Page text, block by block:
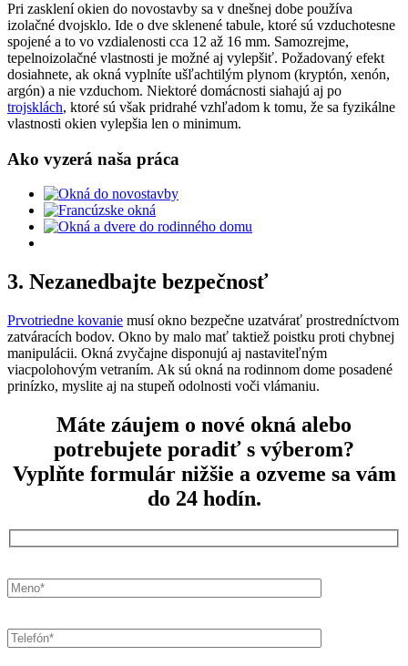
Pri zasklení okien do novostavby sa v dnešnej dobe používa
izolačné dvojsklo. Ide o dve sklenené tabule, ktoré sú vzduchotesne
spojené a to vo vzdialenosti cca 12 až 16 mm. Samozrejme,
tepelnoizolačné vlastnosti je možné aj vylepšiť. Požadovaný efekt
dosiahnete, ak okná vyplníte ušľachtilým plynom (kryptón, xenón,
argón) a nie vzduchom. Niektoré domácnosti siahajú aj po
trojsklách, ktoré sú však pridrahé vzhľadom k tomu, že sa fyzikálne
vlastnosti okien vylepšia len o minimum.
Ako vyzerá naša práca
3. Nezanedbajte bezpečnosť
Prvotriedne kovanie musí okno bezpečne uzatvárať prostredníctvom
zatváracích bodov. Okno by malo mať taktiež poistku proti chybnej
manipulácii. Okná zvyčajne disponujú aj nastaviteľným
viacpolohovým vetraním. Ak sú okná na rodinnom dome posadené
prinízko, myslite aj na stupeň odolnosti voči vlámaniu.
Máte záujem o nové okná alebo
potrebujete poradiť s výberom?
Vyplňte formulár nižšie a ozveme sa vám
do 24 hodín.